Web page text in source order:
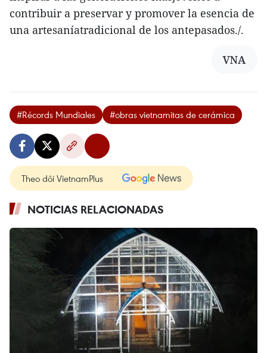
contribuir a preservar y promover la esencia de
una artesaníatradicional de los antepasados./.
VNA
#Récords Mundiales #obras vietnamitas de cerámica
Theo dõi VietnamPlus
NOTICIAS RELACIONADAS